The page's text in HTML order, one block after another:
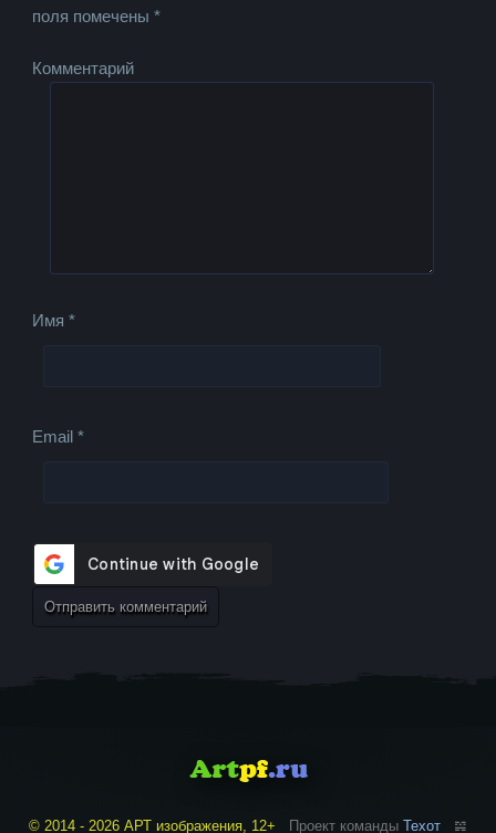
поля помечены*
Комментарий
Имя*
Email*
© 2014 - 2026 АРТ изображения, 12+ Проект команды Техот 𝌴